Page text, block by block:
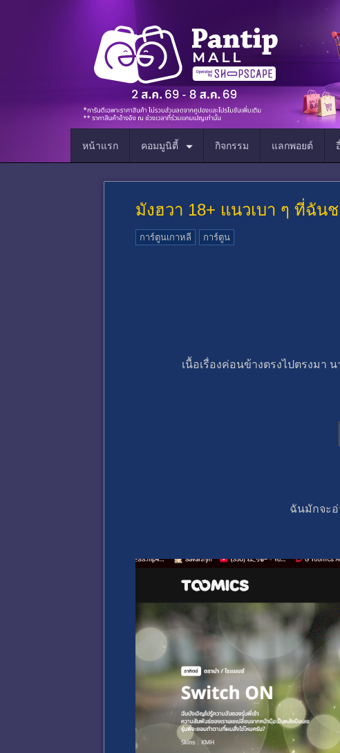
หน้าแรก คอมมูนิตี้ กิจกรรม แลกพอยต์
มังฮวา 18+ แนวเบา ๆ ที่ฉัน
การ์ตูนเกาหลี การ์ตูน
เนื้อเรื่องค่อนข้างตรงไปตรงมา
ฉันมักจะอ่